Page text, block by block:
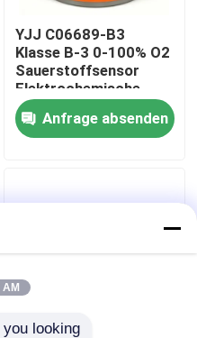
YJJ C06689-B3
Klasse B-3 0-100% O2
Sauerstoffsensor
Elektrochemische
Sauerstoffzelle zur
Analyse von
Rauchgasen aus
Anfrage absenden
looking